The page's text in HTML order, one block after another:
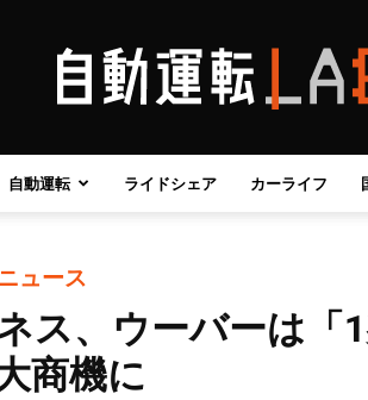
自動運転 ライドシェア カーライフ
ュース
ス、ウーバーは「
商機に